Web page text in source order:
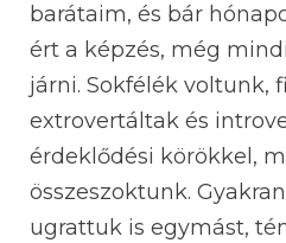
barátaim, és bár
ért a képzés, még
járni. Sokfélék voltunk,
extrovertáltak és
érdeklődési körökkel,
összeszoktunk.
ugrattuk is egymást,